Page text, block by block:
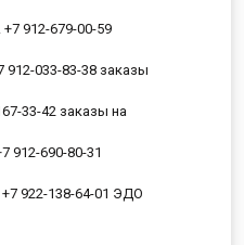
912-679-00-59
033-83-38 заказы
33-42 заказы на
912-690-80-31
922-138-64-01 ЭДО